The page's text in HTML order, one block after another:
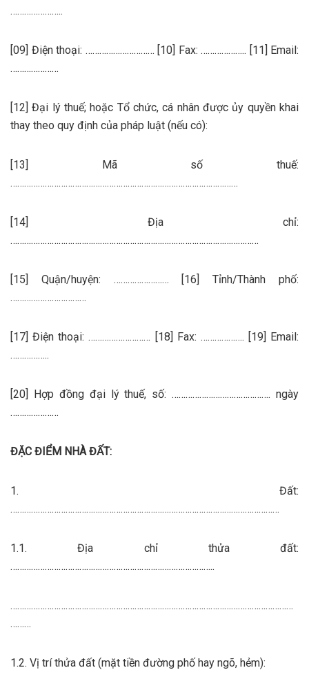
…………………..
[09] Điện thoại: ………………………… [10] Fax: ……………….. [11] Email:
…………………
[12] Đại lý thuế; hoặc Tổ chức, cá nhân được ủy quyền khai
thay theo quy định của pháp luật (nếu có):
[13] Mã số thuế:
………………………………………………………………………………………
[14] Địa chỉ:
………………………………………………………………………………………………
[15] Quận/huyện: …………………… [16] Tỉnh/Thành phố:
……………………………
[17] Điện thoại: ……………………… [18] Fax: ………………. [19] Email:
……………..
[20] Hợp đồng đại lý thuế, số: ……………………………………. ngày
…………………
ĐẶC ĐIỂM NHÀ ĐẤT:
1. Đất:
………………………………………………………………………………………………………
1.1. Địa chỉ thửa đất:
……………………………………………………………………………..
……………………………………………………………………………………………………………
………
1.2. Vị trí thửa đất (mặt tiền đường phố hay ngõ, hẻm):